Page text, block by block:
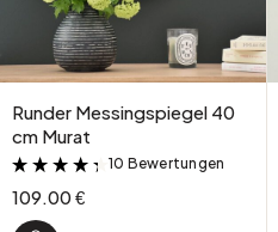
Runder Messingspiegel 40
cm Murat
&
10 Bewertungen
109.00 €